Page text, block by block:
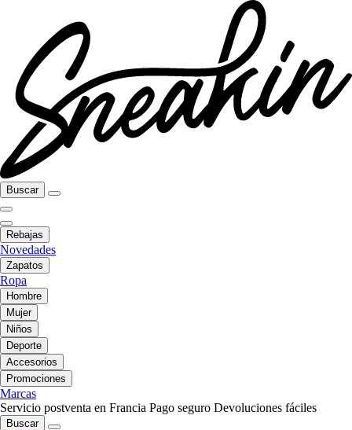
Buscar
Rebajas
Novedades
Zapatos
Ropa
Hombre
Mujer
Niños
Deporte
Accesorios
Promociones
Marcas
Servicio postventa en Francia Pago seguro Devoluciones fáciles
Buscar